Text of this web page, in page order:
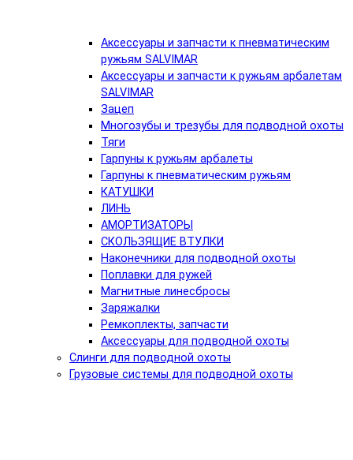
Аксессуары и запчасти к пневматическим
ружьям SALVIMAR
Аксессуары и запчасти к ружьям арбалетам
SALVIMAR
Зацеп
Многозубы и трезубы для подводной охоты
Тяги
Гарпуны к ружьям арбалеты
Гарпуны к пневматическим ружьям
КАТУШКИ
ЛИНЬ
АМОРТИЗАТОРЫ
СКОЛЬЗЯЩИЕ ВТУЛКИ
Наконечники для подводной охоты
Поплавки для ружей
Магнитные линесбросы
Заряжалки
Ремкоплекты, запчасти
Аксессуары для подводной охоты
Слинги для подводной охоты
Грузовые системы для подводной охоты